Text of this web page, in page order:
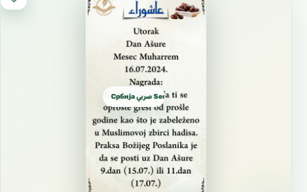
Србија صربي Serbian